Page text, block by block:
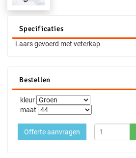
Specificaties
Laars gevoerd met veterkap
Bestellen
kleur
maat
Offerte aanvragen